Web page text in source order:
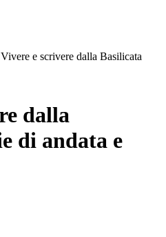
e scrivere dalla Basilicata
dalla
di andata e